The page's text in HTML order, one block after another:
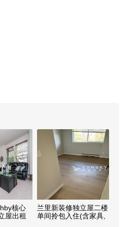
核心
屋出租
兰里新装修独立屋二楼
单间拎包入住(含家具,